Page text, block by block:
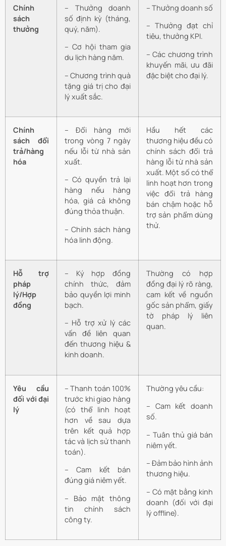
Chính
sách
thưởng
– Thưởng doanh
số định kỳ (tháng,
quý, năm).
– Cơ hội tham gia
du lịch hàng năm.
– Chương trình quà
tặng giá trị cho đại
lý xuất sắc.
– Thưởng doanh số
– Thưởng đạt chỉ
tiêu, thưởng KPI.
– Các chương trình
khuyến mãi, ưu đãi
đặc biệt cho đại lý.
Chính
sách đổi
trả/hàng
hóa
– Đổi hàng mới
trong vòng 7 ngày
nếu lỗi từ nhà sản
xuất.
– Có quyền trả lại
hàng nếu hàng
hóa, giá cả không
đúng thỏa thuận.
– Chính sách hàng
hóa linh động.
Hầu hết các
thương hiệu đều có
chính sách đổi trả
hàng lỗi từ nhà sản
xuất. Một số có thể
linh hoạt hơn trong
việc đổi trả hàng
bán chậm hoặc hỗ
trợ sản phẩm dùng
thử.
Hỗ trợ
pháp
lý/Hợp
đồng
– Ký hợp đồng
chính thức, đảm
bảo quyền lợi minh
bạch.
– Hỗ trợ xử lý các
vấn đề liên quan
đến thương hiệu &
kinh doanh.
Thường có hợp
đồng đại lý rõ ràng,
cam kết về nguồn
gốc sản phẩm, giấy
tờ pháp lý liên
quan.
Yêu cầu
đối với đại
lý
– Thanh toán 100%
trước khi giao hàng
(có thể linh hoạt
hơn về sau dựa
trên kết quả hợp
tác và lịch sử thanh
toán).
– Cam kết bán
đúng giá niêm yết.
– Bảo mật thông
tin chính sách
công ty.
Thường yêu cầu:
– Cam kết doanh
số.
– Tuân thủ giá bán
niêm yết.
– Đảm bảo hình ảnh
thương hiệu.
– Có mặt bằng kinh
doanh (đối với đại
lý offline).